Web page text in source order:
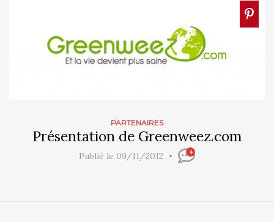
PARTENAIRES
Présentation de Greenweez.com
Publié le 09/11/2012 4